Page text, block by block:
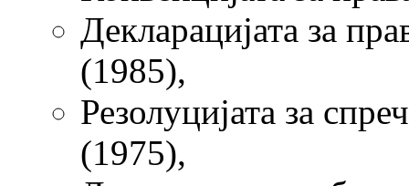
Декларацијата за
(1985),
Резолуцијата за
(1975),